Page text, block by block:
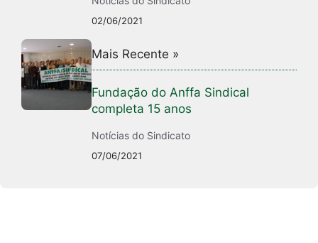
02/06/2021
Mais Recente »
Fundação do Anffa Sindical
completa 15 anos
Notícias do Sindicato
07/06/2021